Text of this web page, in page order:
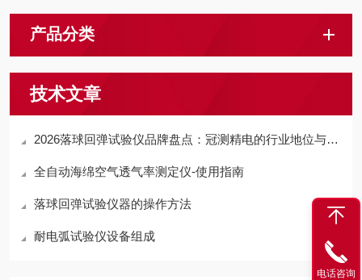
产品分类
技术文章
2026落球回弹试验仪品牌盘点：冠测精电的行业地位与核心优势
全自动海绵空气透气率测定仪-使用指南
落球回弹试验仪器的操作方法
耐电弧试验仪设备组成
电话咨询